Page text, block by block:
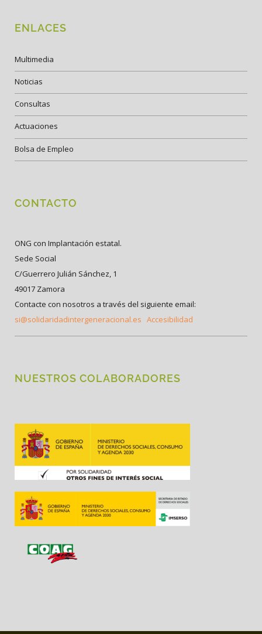
ENLACES
Multimedia
Noticias
Consultas
Actuaciones
Bolsa de Empleo
CONTACTO
ONG con Implantación estatal.
Sede Social
C/Guerrero Julián Sánchez, 1
49017 Zamora
Contacte con nosotros a través del siguiente email:
si@solidaridadintergeneracional.es Accesibilidad
NUESTROS COLABORADORES